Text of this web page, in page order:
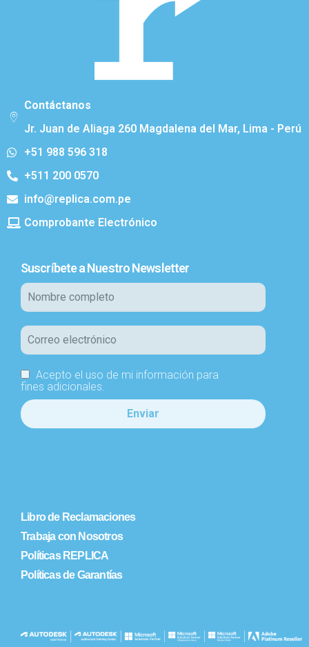
Contáctanos
Jr. Juan de Aliaga 260 Magdalena del Mar, Lima - Perú
+51 988 596 318
+511 200 0570
info@replica.com.pe
Comprobante Electrónico
Suscríbete a Nuestro Newsletter
Acepto el uso de mi información para
fines adicionales.
Libro de Reclamaciones
Trabaja con Nosotros
Políticas REPLICA
Políticas de Garantías